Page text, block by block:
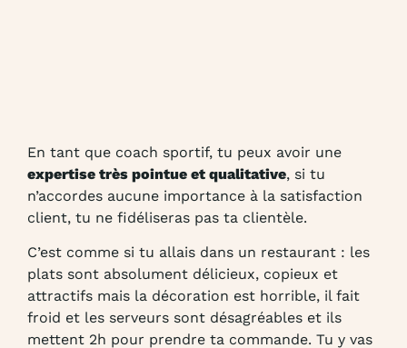
En tant que coach sportif, tu peux avoir une
expertise très pointue et qualitative, si tu
n’accordes aucune importance à la satisfaction
client, tu ne fidéliseras pas ta clientèle.
C’est comme si tu allais dans un restaurant : les
plats sont absolument délicieux, copieux et
attractifs mais la décoration est horrible, il fait
froid et les serveurs sont désagréables et ils
mettent 2h pour prendre ta commande. Tu y vas